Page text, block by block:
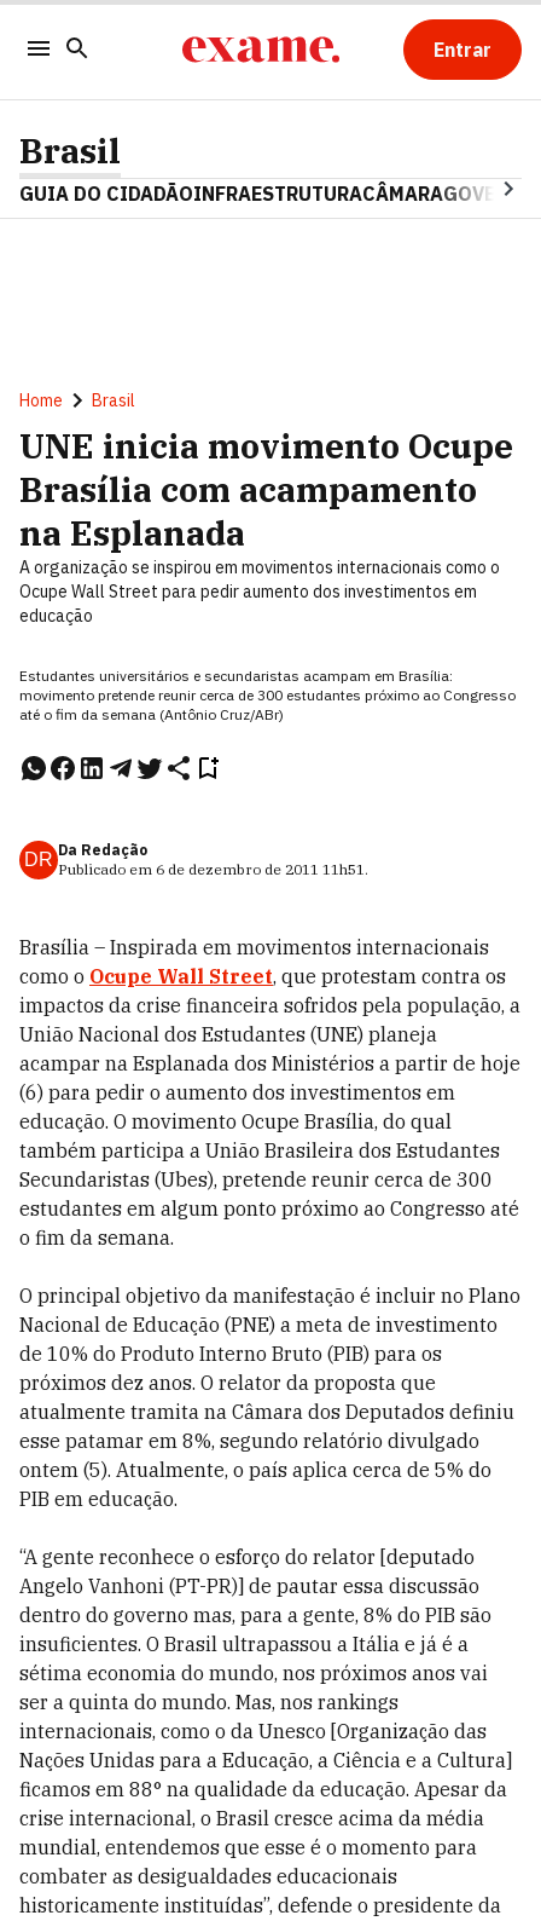
Entrar
Brasil
GUIA DO CIDADÃOINFRAESTRUTURACÂMARAGOVERNO
Home Brasil
UNE inicia movimento Ocupe
Brasília com acampamento
na Esplanada
A organização se inspirou em movimentos internacionais como o
Ocupe Wall Street para pedir aumento dos investimentos em
educação
Estudantes universitários e secundaristas acampam em Brasília:
movimento pretende reunir cerca de 300 estudantes próximo ao Congresso
até o fim da semana (Antônio Cruz/ABr)
DR Da Redação
Publicado em 6 de dezembro de 2011 11h51.
Brasília – Inspirada em movimentos internacionais
como o Ocupe Wall Street, que protestam contra os
impactos da crise financeira sofridos pela população, a
União Nacional dos Estudantes (UNE) planeja
acampar na Esplanada dos Ministérios a partir de hoje
(6) para pedir o aumento dos investimentos em
educação. O movimento Ocupe Brasília, do qual
também participa a União Brasileira dos Estudantes
Secundaristas (Ubes), pretende reunir cerca de 300
estudantes em algum ponto próximo ao Congresso até
o fim da semana.
O principal objetivo da manifestação é incluir no Plano
Nacional de Educação (PNE) a meta de investimento
de 10% do Produto Interno Bruto (PIB) para os
próximos dez anos. O relator da proposta que
atualmente tramita na Câmara dos Deputados definiu
esse patamar em 8%, segundo relatório divulgado
ontem (5). Atualmente, o país aplica cerca de 5% do
PIB em educação.
“A gente reconhece o esforço do relator [deputado
Angelo Vanhoni (PT-PR)] de pautar essa discussão
dentro do governo mas, para a gente, 8% do PIB são
insuficientes. O Brasil ultrapassou a Itália e já é a
sétima economia do mundo, nos próximos anos vai
ser a quinta do mundo. Mas, nos rankings
internacionais, como o da Unesco [Organização das
Nações Unidas para a Educação, a Ciência e a Cultura]
ficamos em 88° na qualidade da educação. Apesar da
crise internacional, o Brasil cresce acima da média
mundial, entendemos que esse é o momento para
combater as desigualdades educacionais
historicamente instituídas”, defende o presidente da